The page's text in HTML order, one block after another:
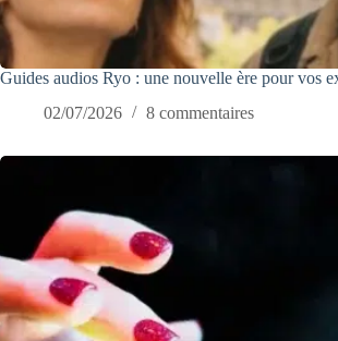
Guides audios Ryo : une nouvelle ère pour vos
02/07/2026
8 commentaires